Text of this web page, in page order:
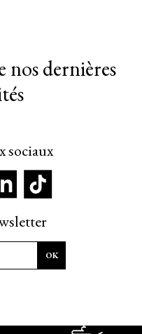
nos dernières
sociaux